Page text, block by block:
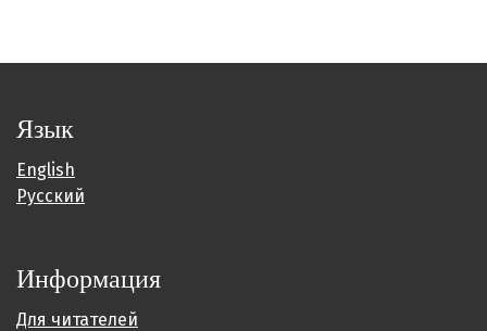
Язык
English
Русский
Информация
Для читателей